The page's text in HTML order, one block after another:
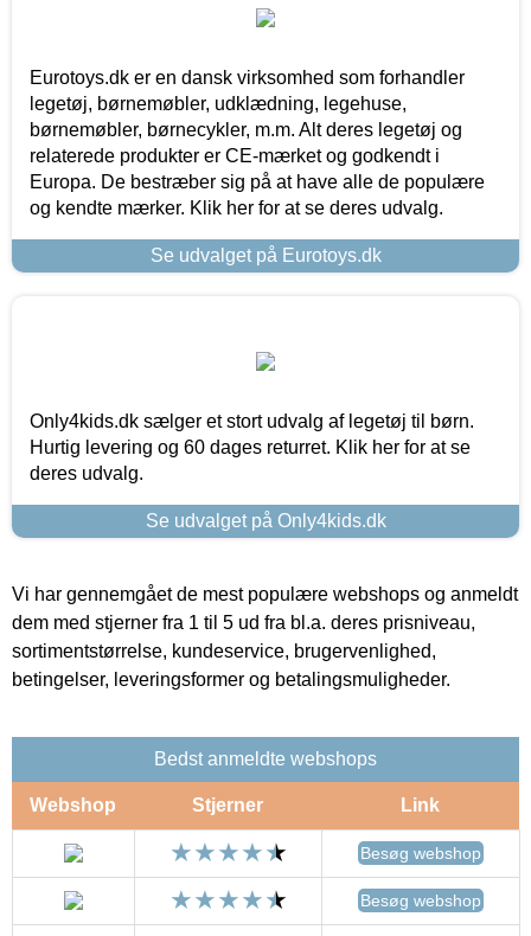
Eurotoys.dk er en dansk virksomhed som forhandler
legetøj, børnemøbler, udklædning, legehuse,
børnemøbler, børnecykler, m.m. Alt deres legetøj og
relaterede produkter er CE-mærket og godkendt i
Europa. De bestræber sig på at have alle de populære
og kendte mærker. Klik her for at se deres udvalg.
Se udvalget på Eurotoys.dk
Only4kids.dk sælger et stort udvalg af legetøj til børn.
Hurtig levering og 60 dages returret. Klik her for at se
deres udvalg.
Se udvalget på Only4kids.dk
Vi har gennemgået de mest populære webshops og anmeldt
dem med stjerner fra 1 til 5 ud fra bl.a. deres prisniveau,
sortimentstørrelse, kundeservice, brugervenlighed,
betingelser, leveringsformer og betalingsmuligheder.
Bedst anmeldte webshops
Webshop Stjerner Link
Besøg webshop
Besøg webshop